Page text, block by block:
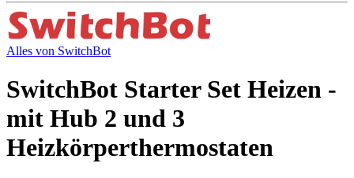
Alles von SwitchBot
SwitchBot Starter Set Heizen -
mit Hub 2 und 3
Heizkörperthermostaten